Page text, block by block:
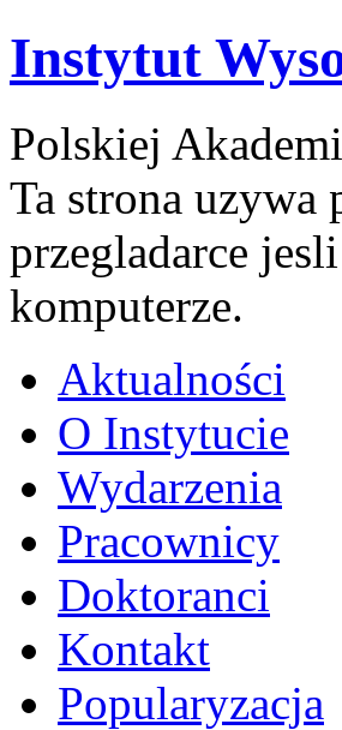
Instytut
Polskiej
Ta strona
przegladarce
komputerze.
Aktualności
O Instytucie
Wydarzenia
Pracownicy
Doktoranci
Kontakt
Popularyzacja